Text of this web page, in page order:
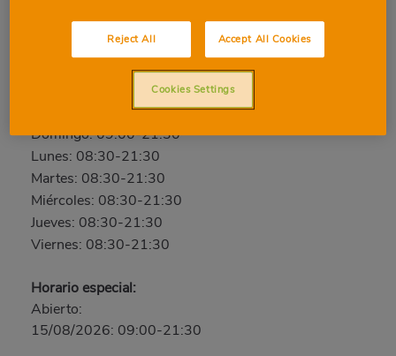
Chiva, 20, 46380, CHESTE, VALENCIA
96 023 22 45
Sábado: 08:30-21:30
Domingo: 09:00-21:30
Lunes: 08:30-21:30
Martes: 08:30-21:30
Miércoles: 08:30-21:30
Jueves: 08:30-21:30
Viernes: 08:30-21:30
Horario especial:
Abierto:
15/08/2026: 09:00-21:30
Reject All Accept All Cookies
Cookies Settings